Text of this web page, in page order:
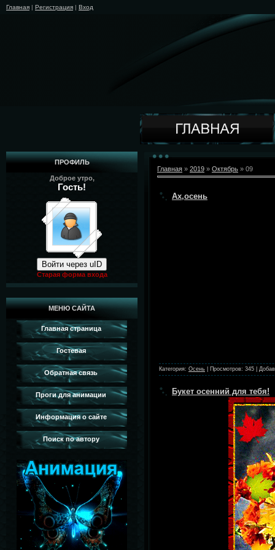
Главная | Регистрация | Вход
ПРОФИЛЬ
Доброе утро,
Гость!
Войти через uID
Старая форма входа
МЕНЮ САЙТА
Главная страница
Гостевая
Обратная связь
Проги для анимации
Информация о сайте
Поиск по автору
Главная » 2019 » Октябрь » 09
Ах,осень
Категория: Осень Просмотров: 345
Букет осенний для тебя!